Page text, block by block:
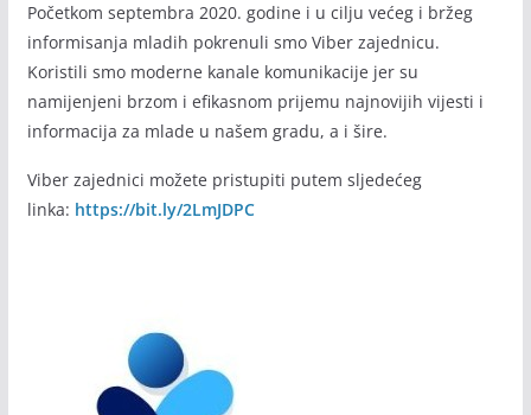
Početkom septembra 2020. godine i u cilju većeg i bržeg
informisanja mladih pokrenuli smo Viber zajednicu.
Koristili smo moderne kanale komunikacije jer su
namijenjeni brzom i efikasnom prijemu najnovijih vijesti i
informacija za mlade u našem gradu, a i šire.
Viber zajednici možete pristupiti putem sljedećeg
linka: https://bit.ly/2LmJDPC